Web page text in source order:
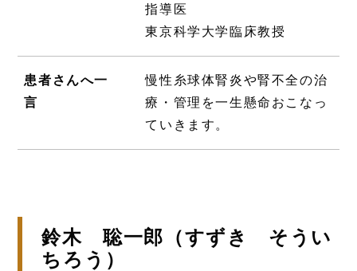
指導医
東京科学大学臨床教授
患者さんへ一
言
慢性糸球体腎炎や腎不全の治
療・管理を一生懸命おこなっ
ていきます。
鈴木 聡一郎（すずき そうい
ちろう）